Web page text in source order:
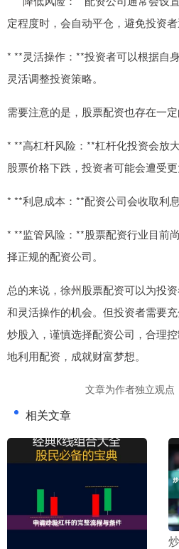
定程度时，会自动平仓，避免投资者
* **灵活操作：**投资者可以根据自
灵活调整投资策略。
需要注意的是，股票配资也存在一定
* **高杠杆风险：**杠杆化投资会放
股票价格下跌，投资者可能会遭受更
* **利息成本：**配资公司会收取利
* **监管风险：**股票配资行业目前
择正规的配资公司。
总的来说，徐州股票配资可以为投
和灵活操作的机会。但投资者需要
炒股入，谨慎选择配资公司，合理
地利用配资，成就财富梦想。
文章为作者独立观点
相关文章